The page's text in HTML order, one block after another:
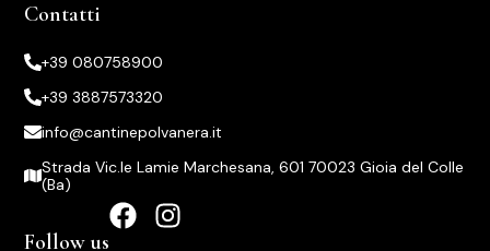
Contatti
+39 080758900
+39 3887573320
info@cantinepolvanera.it
Strada Vic.le Lamie Marchesana, 601 70023 Gioia del Colle
(Ba)
Follow us